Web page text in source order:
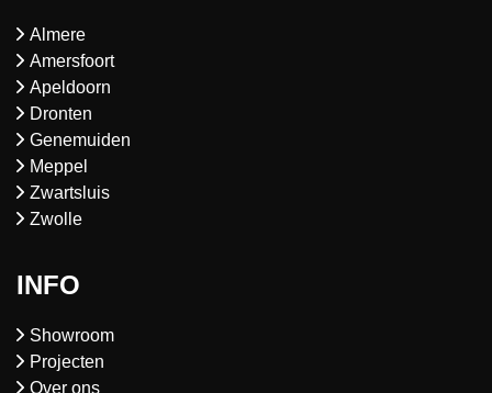
Almere
Amersfoort
Apeldoorn
Dronten
Genemuiden
Meppel
Zwartsluis
Zwolle
INFO
Showroom
Projecten
Over ons